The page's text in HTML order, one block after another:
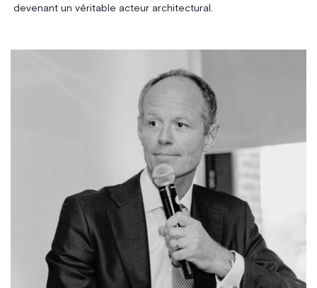
devenant un véritable acteur architectural.